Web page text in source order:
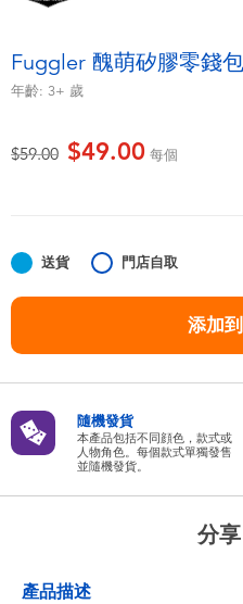
毛毛公仔玩具
夏日用品
任天堂 Switch
人氣角色
Fuggler 醜萌矽膠零錢
年齡: 3+ 歲
價格從
$59.00至$49.00 每個
送貨 門店自取
添加
隨機發貨
本產品包括不同顔色，款式或
人物角色。每個款式單獨發售
並隨機發貨。
分享
產品描述